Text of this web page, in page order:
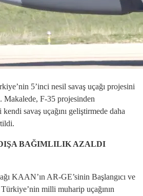
5’inci nesil savaş uçağı projesini
Makalede, F-35 projesinden
kendi savaş uçağını geliştirmede daha
BAĞIMLILIK AZALDI
KAAN’ın AR-GE’sinin Başlangıcı ve
Türkiye’nin milli muharip uçağının